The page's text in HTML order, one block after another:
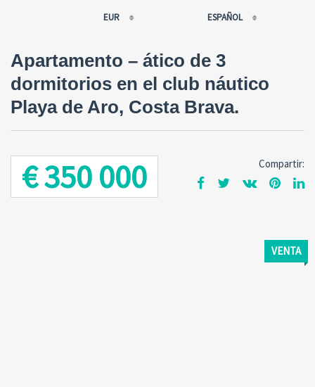
EUR
USD
RUB
GBP
ESPAÑOL
FRANÇAIS
ESPAÑOL
ENGLISH
Apartamento – ático de 3
dormitorios en el club náutico
Playa de Aro, Costa Brava.
€ 350 000 Compartir:
VENTA